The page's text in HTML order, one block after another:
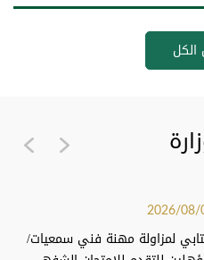
Previous
2026/08/
لمزاولة مهنة فني سمعيات/